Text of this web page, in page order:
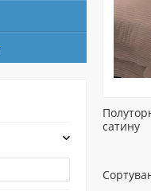
сатину